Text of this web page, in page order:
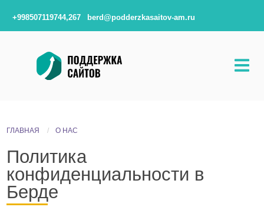
+998507119744,267 berd@podderzkasaitov-am.ru
ГЛАВНАЯ О НАС
Политика
конфиденциальности в
Берде